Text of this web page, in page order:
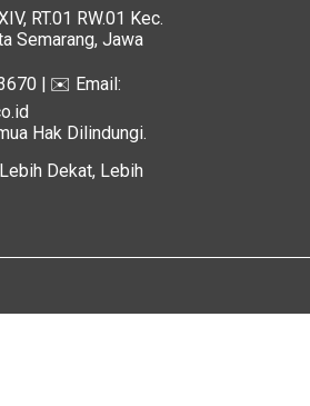
RT.01 RW.01 Kec.
Semarang, Jawa
| ✉️ Email:
Hak Dilindungi.
Dekat, Lebih